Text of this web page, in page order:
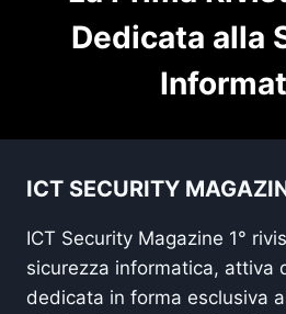
Dedicata alla
ICT SECURITY
ICT Security Magazine 1°
sicurezza informatica, attiva
dedicata in forma esclusiva